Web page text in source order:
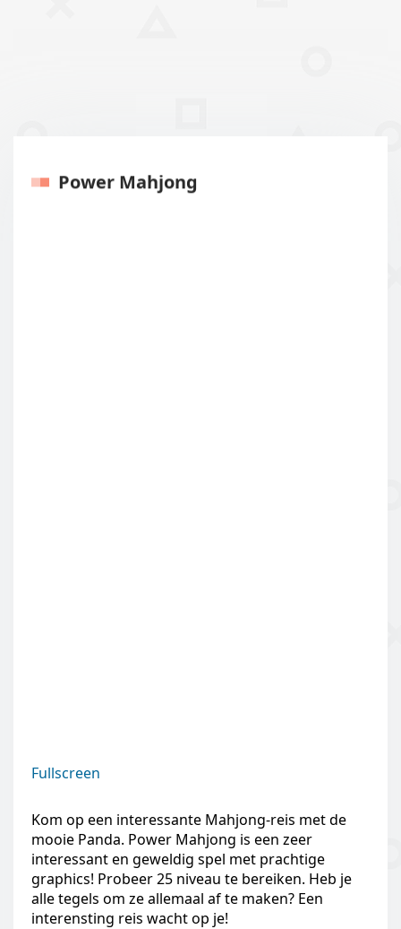
Power Mahjong
Fullscreen
Kom op een interessante Mahjong-reis met de
mooie Panda. Power Mahjong is een zeer
interessant en geweldig spel met prachtige
graphics! Probeer 25 niveau te bereiken. Heb je
alle tegels om ze allemaal af te maken? Een
interensting reis wacht op je!